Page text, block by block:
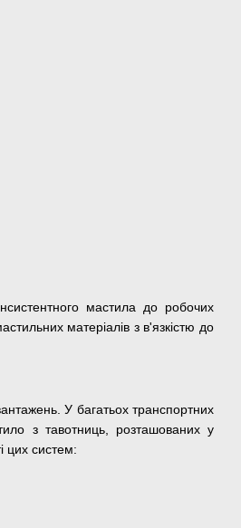
мастила до робочих
матеріалів з в'язкістю до
У багатьох транспортних
з тавотниць, розташованих у
цих систем: